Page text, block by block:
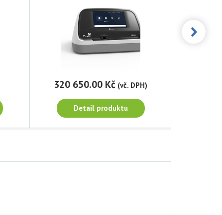
320 650.00 Kč (vč. DPH)
Detail produktu